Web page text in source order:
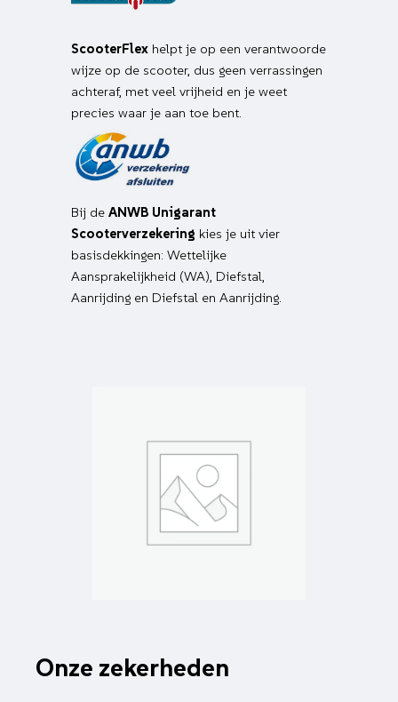
ScooterFlex helpt je op een verantwoorde
wijze op de scooter, dus geen verrassingen
achteraf, met veel vrijheid en je weet
precies waar je aan toe bent.
Bij de ANWB Unigarant
Scooterverzekering kies je uit vier
basisdekkingen: Wettelijke
Aansprakelijkheid (WA), Diefstal,
Aanrijding en Diefstal en Aanrijding.
Onze zekerheden